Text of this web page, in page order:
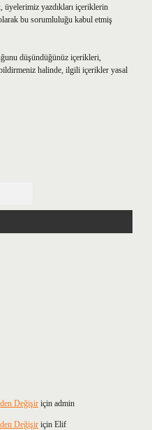
üyelerimiz yazdıkları içeriklerin
bu sorumluluğu kabul etmiş
düşündüğünüz içerikleri,
halinde, ilgili içerikler yasal
Değişir için admin
Değişir için Elif